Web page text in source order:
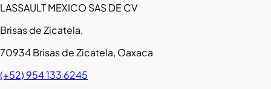
LASSAULT MEXICO SAS DE CV
Brisas de Zicatela,
70934 Brisas de Zicatela, Oaxaca
(+52) 954 133 6245